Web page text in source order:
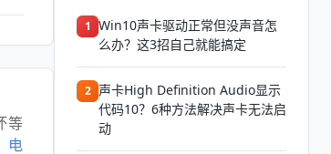
等
电
1 Win10声卡驱动正常但没声音怎
么办？这3招自己就能搞定
2 声卡High Definition Audio显示
代码10？6种方法解决声卡无法启
动